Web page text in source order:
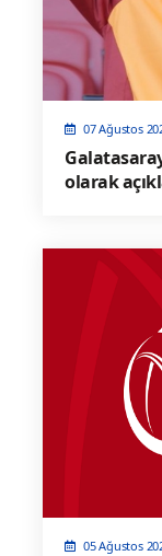
07 Ağustos
olarak
05 Ağustos